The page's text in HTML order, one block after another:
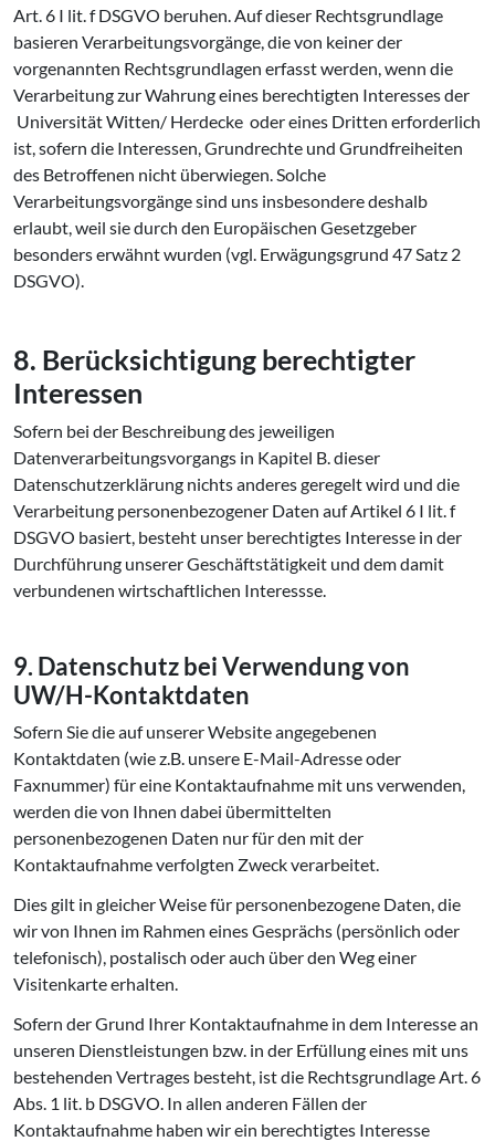
Art. 6 I lit. f DSGVO beruhen. Auf dieser Rechtsgrundlage
basieren Verarbeitungsvorgänge, die von keiner der
vorgenannten Rechtsgrundlagen erfasst werden, wenn die
Verarbeitung zur Wahrung eines berechtigten Interesses der
Universität Witten/ Herdecke oder eines Dritten erforderlich
ist, sofern die Interessen, Grundrechte und Grundfreiheiten
des Betroffenen nicht überwiegen. Solche
Verarbeitungsvorgänge sind uns insbesondere deshalb
erlaubt, weil sie durch den Europäischen Gesetzgeber
besonders erwähnt wurden (vgl. Erwägungsgrund 47 Satz 2
DSGVO).
8. Be­rück­sich­ti­gung be­rech­tig­ter
Interessen
Sofern bei der Beschreibung des jeweiligen
Datenverarbeitungsvorgangs in Kapitel B. dieser
Datenschutzerklärung nichts anderes geregelt wird und die
Verarbeitung personenbezogener Daten auf Artikel 6 I lit. f
DSGVO basiert, besteht unser berechtigtes Interesse in der
Durchführung unserer Geschäftstätigkeit und dem damit
verbundenen wirtschaftlichen Interessse.
9. Datenschutz bei Verwendung von
UW/H-Kon­takt­da­ten
Sofern Sie die auf unserer Website angegebenen
Kontaktdaten (wie z.B. unsere E-Mail-Adresse oder
Faxnummer) für eine Kontaktaufnahme mit uns verwenden,
werden die von Ihnen dabei übermittelten
personenbezogenen Daten nur für den mit der
Kontaktaufnahme verfolgten Zweck verarbeitet.
Dies gilt in gleicher Weise für personenbezogene Daten, die
wir von Ihnen im Rahmen eines Gesprächs (persönlich oder
telefonisch), postalisch oder auch über den Weg einer
Visitenkarte erhalten.
Sofern der Grund Ihrer Kontaktaufnahme in dem Interesse an
unseren Dienstleistungen bzw. in der Erfüllung eines mit uns
bestehenden Vertrages besteht, ist die Rechtsgrundlage Art. 6
Abs. 1 lit. b DSGVO. In allen anderen Fällen der
Kontaktaufnahme haben wir ein berechtigtes Interesse